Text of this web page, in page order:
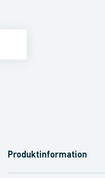
Produktinformation